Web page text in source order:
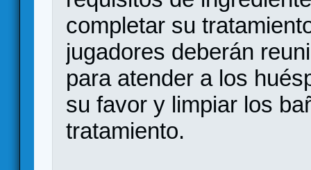
completar su
jugadores deberán
para atender a los
su favor y limpiar los
tratamiento.